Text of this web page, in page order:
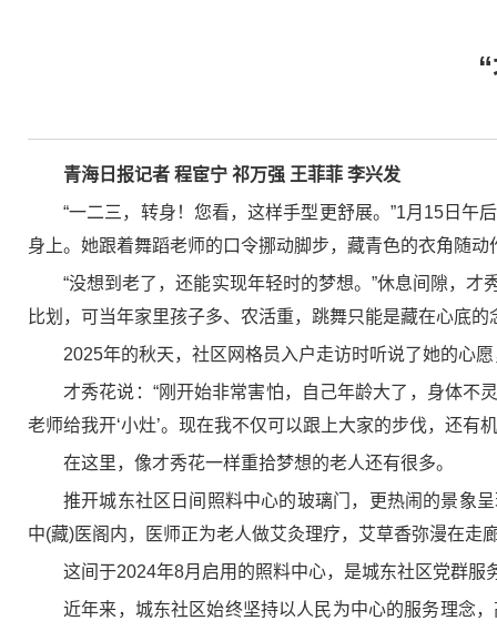
青海日报记者 程宦宁 祁万强 王菲菲 李兴发
“一二三，转身！您看，这样手型更舒展。”1月15日
身上。她跟着舞蹈老师的口令挪动脚步，藏青色的衣角随
“没想到老了，还能实现年轻时的梦想。”休息间隙，
比划，可当年家里孩子多、农活重，跳舞只能是藏在心底的
2025年的秋天，社区网格员入户走访时听说了她的心
才秀花说：“刚开始非常害怕，自己年龄大了，身体不
老师给我开‘小灶’。现在我不仅可以跟上大家的步伐，还有
在这里，像才秀花一样重拾梦想的老人还有很多。
推开城东社区日间照料中心的玻璃门，更热闹的景象
中(藏)医阁内，医师正为老人做艾灸理疗，艾草香弥漫在
这间于2024年8月启用的照料中心，是城东社区党群
近年来，城东社区始终坚持以人民为中心的服务理念